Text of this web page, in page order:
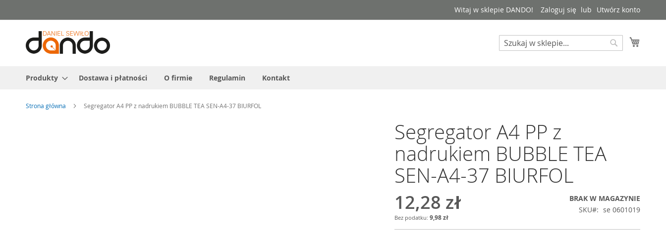
do
treści
Witaj w sklepie DANDO! Zaloguj się Utwórz konto
Search
Produkty Dostawa i płatności O firmie Regulamin Kontakt
Strona główna Segregator A4 PP z nadrukiem BUBBLE TEA SEN-A4-37 BIURFOL
Segregator A4 PP z
nadrukiem BUBBLE TEA
SEN-A4-37 BIURFOL
12,28 zł
9,98 zł
BRAK W MAGAZYNIE
SKU
se 0601019